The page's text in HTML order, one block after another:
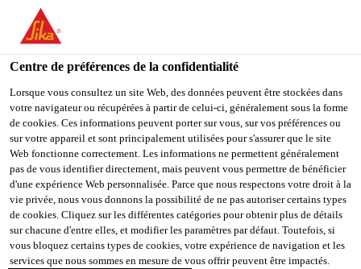
You are accessing "Sika Schweiz AG", it seems you are
accessing it from "États-Unis". We have a dedicated website for
your country.
TO
SIKA
USA
STAY ON THE SIKA
SCHWEIZ AG WEBSITE
SELECT A
COUNTRY
Sika Schweiz AG
Centre de préférences de la confidentialité
Lorsque vous consultez un site Web, des données peuvent être stockées dans
votre navigateur ou récupérées à partir de celui-ci, généralement sous la forme
de cookies. Ces informations peuvent porter sur vous, sur vos préférences ou
sur votre appareil et sont principalement utilisées pour s'assurer que le site
Web fonctionne correctement. Les informations ne permettent généralement
pas de vous identifier directement, mais peuvent vous permettre de bénéficier
d'une expérience Web personnalisée. Parce que nous respectons votre droit à la
vie privée, nous vous donnons la possibilité de ne pas autoriser certains types
de cookies. Cliquez sur les différentes catégories pour obtenir plus de détails
sur chacune d'entre elles, et modifier les paramètres par défaut. Toutefois, si
vous bloquez certains types de cookies, votre expérience de navigation et les
services que nous sommes en mesure de vous offrir peuvent être impactés.